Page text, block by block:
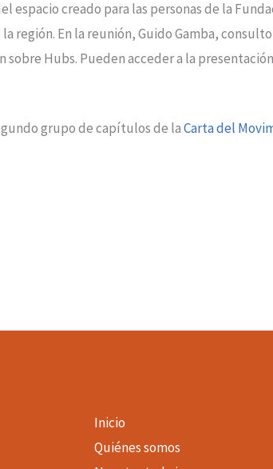
espacio creado para las personas de la
región. En la reunión, Guido Gamba,
Hubs. Pueden acceder a la
grupo de capítulos de laCarta del
Inicio
Quiénes somos